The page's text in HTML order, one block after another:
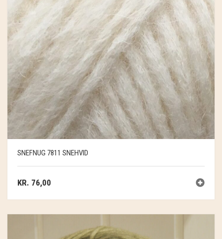
SNEFNUG 7811 SNEHVID
KR. 76,00